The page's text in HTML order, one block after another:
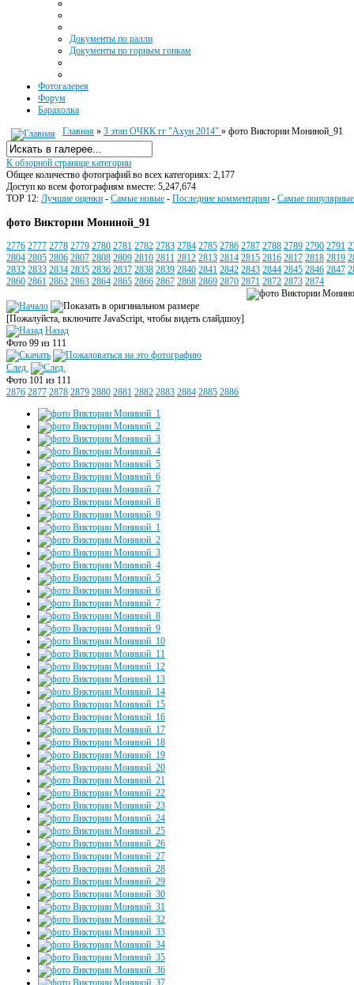
Документы по ралли
Документы по горным гонкам
Фотогалерея
Форум
Барахолка
Главная » 3 этап ОЧКК гг "Ахун 2014" » фото Виктории Мониной_91
К обзорной странице категории
Общее количество фотографий во всех категориях: 2,177
Доступ ко всем фотографиям вместе: 5,247,674
TOP 12: Лучшие оценки - Самые новые - Последние комментарии - Самые популярные
фото Виктории Мониной_91
2776 2777 2778 2779 2780 2781 2782 2783 2784 2785 2786 2787 2788 2789 2790 2791
2804 2805 2806 2807 2808 2809 2810 2811 2812 2813 2814 2815 2816 2817 2818 2819
2832 2833 2834 2835 2836 2837 2838 2839 2840 2841 2842 2843 2844 2845 2846 2847
2860 2861 2862 2863 2864 2865 2866 2867 2868 2869 2870 2871 2872 2873 2874
[Пожалуйста, включите JavaScript, чтобы видеть слайдшоу]
Назад
Фото 99 из 111
След.
Фото 101 из 111
2876 2877 2878 2879 2880 2881 2882 2883 2884 2885 2886